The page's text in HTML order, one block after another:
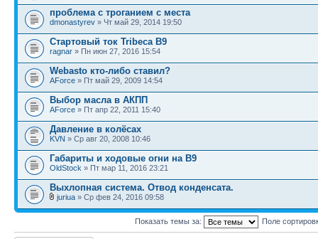
проблема с троганием с места
dmonastyrev » Чт май 29, 2014 19:50
Стартовый ток Tribeca B9
ragnar » Пн июн 27, 2016 15:54
Webasto кто-либо ставил?
AForce » Пт май 29, 2009 14:54
Выбор масла в АКПП
AForce » Пт апр 22, 2011 15:40
Давление в колёсах
KVN » Ср авг 20, 2008 10:46
Габариты и ходовые огни на В9
OldStock » Пт мар 11, 2016 23:21
Выхлопная система. Отвод конденсата.
juriua » Ср фев 24, 2016 09:58
Показать темы за: Поле